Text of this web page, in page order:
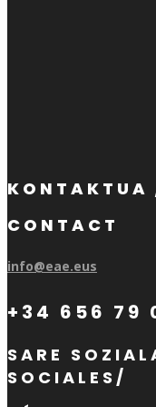
CONTACT
info@eae.eus
+34 656 79
SARE
SOCIALES/